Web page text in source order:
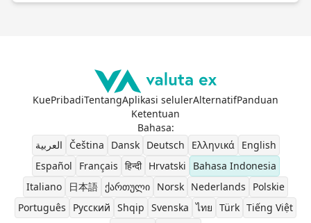
KuePribadiTentangAplikasi selulerAlternatifPanduan
Ketentuan
Bahasa:
العربية
Čeština Dansk Deutsch Ελληνικά
English
Español
Français हिन्दी Hrvatski
Bahasa Indonesia
Italiano
日本語 ქართული Norsk Nederlands
Polskie
Português
Pусский Shqip Svenska ไทย Türk Tiếng Việt